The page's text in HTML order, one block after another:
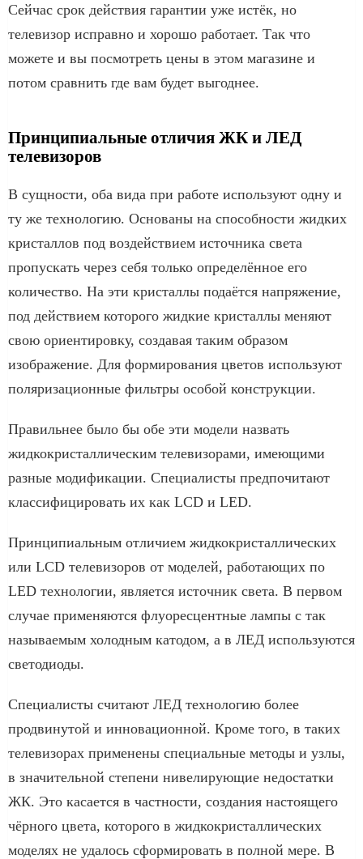
Сейчас срок действия гарантии уже истёк, но
телевизор исправно и хорошо работает. Так что
можете и вы посмотреть цены в этом магазине и
потом сравнить где вам будет выгоднее.
Принципиальные отличия ЖК и ЛЕД
телевизоров
В сущности, оба вида при работе используют одну и
ту же технологию. Основаны на способности жидких
кристаллов под воздействием источника света
пропускать через себя только определённое его
количество. На эти кристаллы подаётся напряжение,
под действием которого жидкие кристаллы меняют
свою ориентировку, создавая таким образом
изображение. Для формирования цветов используют
поляризационные фильтры особой конструкции.
Правильнее было бы обе эти модели назвать
жидкокристаллическим телевизорами, имеющими
разные модификации. Специалисты предпочитают
классифицировать их как LCD и LED.
Принципиальным отличием жидкокристаллических
или LCD телевизоров от моделей, работающих по
LED технологии, является источник света. В первом
случае применяются флуоресцентные лампы с так
называемым холодным катодом, а в ЛЕД используются
светодиоды.
Специалисты считают ЛЕД технологию более
продвинутой и инновационной. Кроме того, в таких
телевизорах применены специальные методы и узлы,
в значительной степени нивелирующие недостатки
ЖК. Это касается в частности, создания настоящего
чёрного цвета, которого в жидкокристаллических
моделях не удалось сформировать в полной мере. В